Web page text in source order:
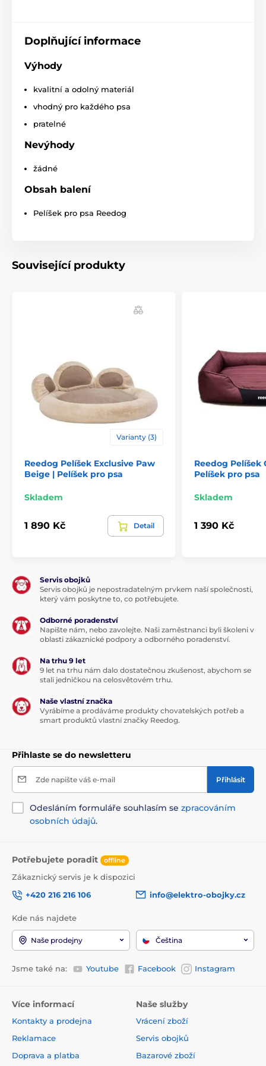
Pro malé psy Pro střední psy
Pro velké psy
Doplňující informace
Výhody
kvalitní a odolný materiál
vhodný pro každého psa
pratelné
Nevýhody
žádné
Obsah balení
Pelíšek pro psa Reedog
Související produkty
Varianty (3)
Reedog Pelíšek Exclusive Paw
Beige | Pelíšek pro psa
Skladem
1 890 Kč Detail
Reedog Pelíšek
Pelíšek pro psa
Skladem
1 390 Kč
Servis obojků
Servis obojků je nepostradatelným prvkem naší společnosti,
který vám poskytne to, co potřebujete.
Odborné poradenství
Napište nám, nebo zavolejte. Naši zaměstnanci byli školeni v
oblasti zákaznické podpory a odborného poradenství.
Na trhu 9 let
9 let na trhu nám dalo dostatečnou zkušenost, abychom se
stali jedničkou na celosvětovém trhu.
Naše vlastní značka
Vyrábíme a prodáváme produkty chovatelských potřeb a
smart produktů vlastní značky Reedog.
Přihlaste se do newsletteru
Zde napište váš e-mail Přihlásit
Odesláním formuláře souhlasím se zpracováním
osobních údajů.
Potřebujete poradit offline
Zákaznický servis je k dispozici
+420 216 216 106
info@elektro-obojky.cz
Kde nás najdete
Naše prodejny Čeština
Jsme také na: Youtube Facebook Instagram
Více informací
Kontakty a prodejna
Reklamace
Doprava a platba
Naše služby
Vrácení zboží
Servis obojků
Bazarové zboží